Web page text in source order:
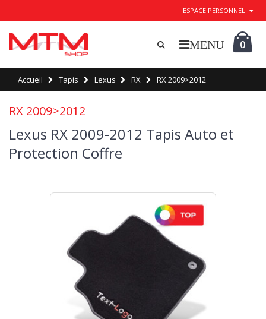
ESPACE PERSONNEL
0
Accueil Tapis Lexus RX RX 2009>2012
RX 2009>2012
Lexus RX 2009-2012 Tapis Auto et
Protection Coffre